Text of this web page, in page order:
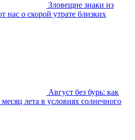
Зловещие знаки из
нас о скорой утрате близких
Август без бурь: как
лета в условиях солнечного